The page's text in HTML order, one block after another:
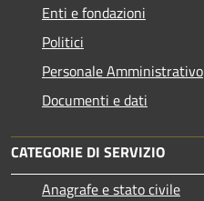
Enti e fondazioni
Politici
Personale Amministrativo
Documenti e dati
CATEGORIE DI SERVIZIO
Anagrafe e stato civile